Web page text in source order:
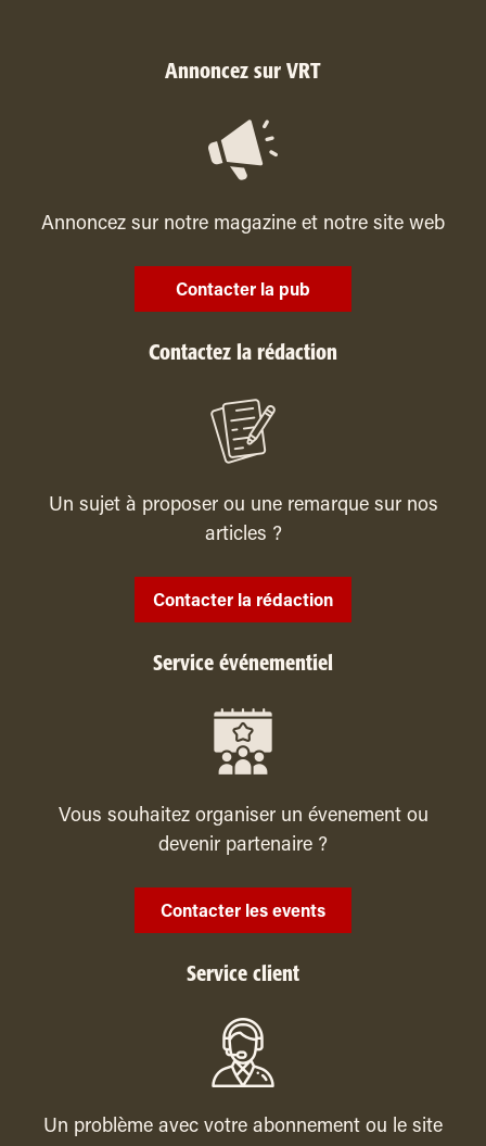
Annoncez sur VRT
Annoncez sur notre magazine et notre site web
Contacter la pub
Contactez la rédaction
Un sujet à proposer ou une remarque sur nos
articles ?
Contacter la rédaction
Service événementiel
Vous souhaitez organiser un évenement ou
devenir partenaire ?
Contacter les events
Service client
Un problème avec votre abonnement ou le site